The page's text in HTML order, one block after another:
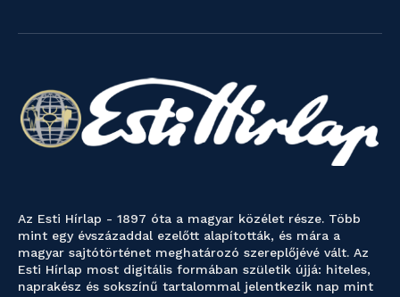
Az Esti Hírlap - 1897 óta a magyar közélet része. Több
mint egy évszázaddal ezelőtt alapították, és mára a
magyar sajtótörténet meghatározó szereplőjévé vált. Az
Esti Hírlap most digitális formában születik újjá: hiteles,
naprakész és sokszínű tartalommal jelentkezik nap mint